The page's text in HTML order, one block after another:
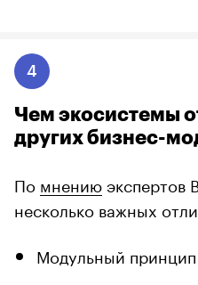
4
Чем экосистемы
других бизнес-
По мнениюэкспертов
несколько важных
Модульный принцип